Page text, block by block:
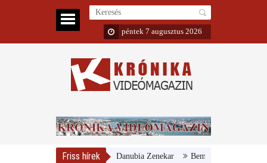
péntek 7 augusztus 2026
Friss hírek
Magyar Nemzeti Galéria és a Danubia Zenekar Bemutatta 2024/25-ös